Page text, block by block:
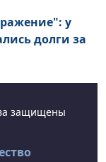
у
долги за
защищены